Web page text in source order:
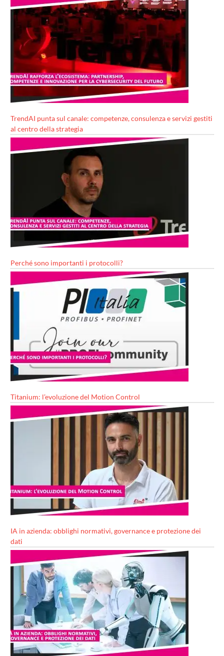
TrendAI punta sul canale: competenze, consulenza e servizi gestiti
al centro della strategia
Perché sono importanti i protocolli?
Titanium: l’evoluzione del Motion Control
IA in azienda: obblighi normativi, governance e protezione dei
dati